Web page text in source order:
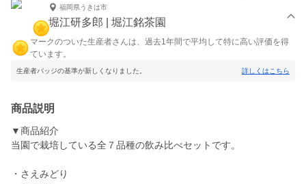
福岡県うきは市
堀江研多郎 | 堀江銘茶園
マークのついた生産者さんは、過去1年間で平均して特に高い評価を得
ています。
生産者バッジの基準が新しくなりました。 詳しくはこちら
商品説明
▼商品紹介
当園で栽培している全７品種の飲み比べセットです。
・さえみどり